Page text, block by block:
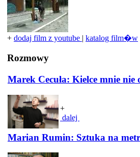
+ dodaj film z youtube | katalog film�w
Rozmowy
Marek Cecuła: Kielce mnie nie
+
dalej
Marian Rumin: Sztuka na